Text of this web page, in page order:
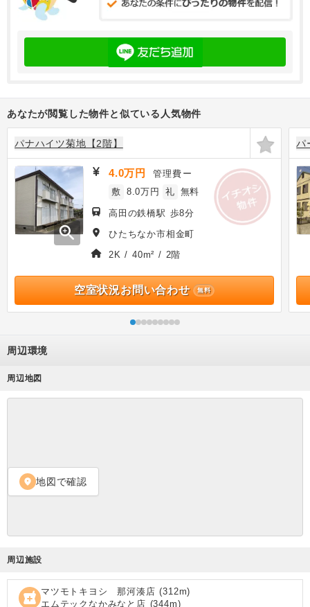
あなたが閲覧した物件と似ている人気物件
パナハイツ菊地【2階】
zoom_in
4.0万円 管理費 ー
敷 8.0万円 礼 無料
高田の鉄橋駅 歩8分
ひたちなか市相金町
2K / 40m² / 2階
空室状況お問い合わせ 無料
パ
周辺環境
周辺地図
location_on 地図で確認
周辺施設
local_pharmacy マツモトキヨシ 那河湊店 (312m)
エムテックなかみなと店 (344m)